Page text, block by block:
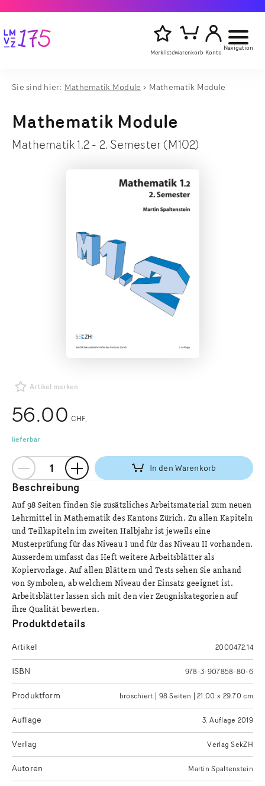
MerklisteWarenkorb Konto
Navigation
Sie sind hier: Mathematik Module Mathematik Module
Mathematik Module
Mathematik 1.2 - 2. Semester (M102)
Artikel merken
CHF
56.00
lieferbar
In den Warenkorb
Beschreibung
Auf 98 Seiten finden Sie zusätzliches Arbeitsmaterial zum neuen
Lehrmittel in Mathematik des Kantons Zürich. Zu allen Kapiteln
und Teilkapiteln im zweiten Halbjahr ist jeweils eine
Musterprüfung für das Niveau I und für das Niveau II vorhanden.
Ausserdem umfasst das Heft weitere Arbeitsblätter als
Kopiervorlage. Auf allen Blättern und Tests sehen Sie anhand
von Symbolen, ab welchem Niveau der Einsatz geeignet ist.
Arbeitsblätter lassen sich mit den vier Zeugniskategorien auf
ihre Qualität bewerten.
Produktdetails
Artikel 2000472.14
ISBN 978-3-907858-80-6
Produktform broschiert | 98 Seiten | 21.00 x 29.70 cm
Auflage 3. Auflage 2019
Verlag Verlag SekZH
Autoren Martin Spaltenstein
oder
eingeben